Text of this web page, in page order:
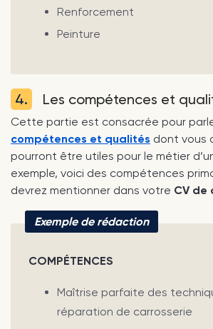
Renforcement
Peinture
4. Les compétences et
Cette partie est consacrée pour
compétences et qualités dont vous
pourront être utiles pour le métier
exemple, voici des compétences
devrez mentionner dans votre CV de
Exemple de rédaction
COMPÉTENCES
Maîtrise parfaite des
réparation de carrosserie